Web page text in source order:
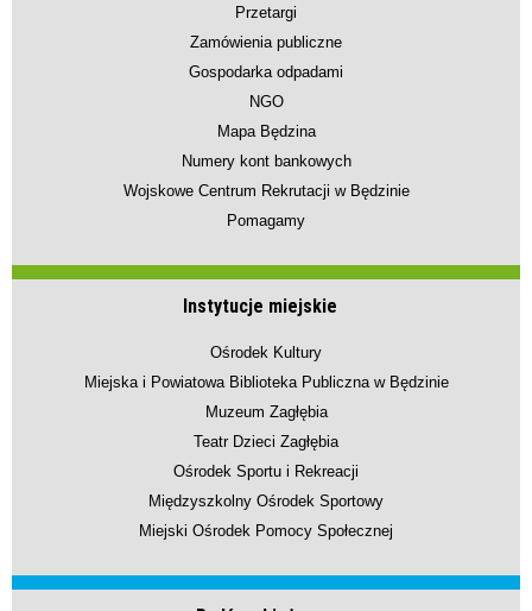
Przetargi
Zamówienia publiczne
Gospodarka odpadami
NGO
Mapa Będzina
Numery kont bankowych
Wojskowe Centrum Rekrutacji w Będzinie
Pomagamy
Instytucje miejskie
Ośrodek Kultury
Miejska i Powiatowa Biblioteka Publiczna w Będzinie
Muzeum Zagłębia
Teatr Dzieci Zagłębia
Ośrodek Sportu i Rekreacji
Międzyszkolny Ośrodek Sportowy
Miejski Ośrodek Pomocy Społecznej